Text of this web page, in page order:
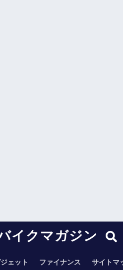
イクマガジン
ェット ファイナンス サイトマ